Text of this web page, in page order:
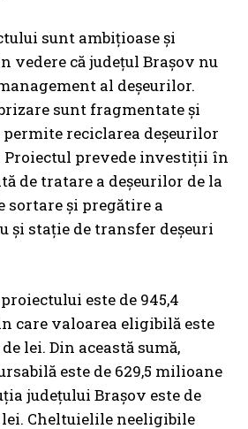
sunt ambițioase și
vedere că județul Brașov nu
al deșeurilor.
sunt fragmentate și
reciclarea deșeurilor
Proiectul prevede investiții în
de tratare a deșeurilor de la
sortare și pregătire a
și stație de transfer deșeuri
este de 945,4
care valoarea eligibilă este
lei. Din această sumă,
este de 629,5 milioane
județului Brașov este de
lei. Cheltuielile neeligibile